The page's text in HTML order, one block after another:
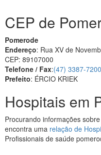
CEP de
Pomerode
Endereço: Rua XV de
CEP: 89107000
Telefone / Fax:(47) 3387-7200
Prefeito: ÉRCIO KRIEK
Hospitais em
Procurando informações
encontra uma relação de
Profissionais de saúde